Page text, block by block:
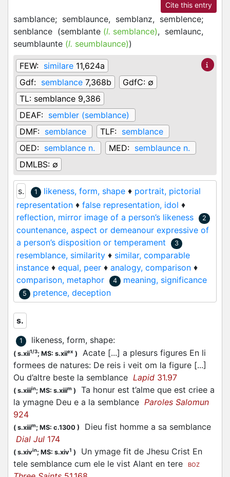
Cite this entry
samblance; semblaunce, semblanz, semblence;
senblance (semblante (l. semblance), semlaunc,
seumblaunte (l. seumblaunce))
FEW: similare 11,624a
Gdf: semblance 7,368b GdfC: ∅
TL: semblance 9,386
DEAF: sembler (semblance)
DMF: semblance TLF: semblance
OED: semblance n. MED: semblaunce n.
DMLBS: ∅
s. 1 likeness, form, shape ♦ portrait, pictorial
representation ♦ false representation, idol ♦
reflection, mirror image of a person’s likeness
2
countenance, aspect or demeanour expressive of
a person’s disposition or temperament
3
resemblance, similarity ♦ similar, comparable
instance ♦ equal, peer ♦ analogy, comparison ♦
comparison, metaphor
4 meaning, significance
5 pretence, deception
s.
1 likeness, form, shape:
( s.xii1/3; MS: s.xiiex )
Acate [...] a plesurs figures En li
formees de natures: De reis i veit om la figure [...]
Ou d’altre beste la semblance Lapid 31.97
( s.xiiiin; MS: s.xiiim )
Ta honur est t’alme que est criee a
la ymagne Deu e a la semblance Paroles Salomun
924
( s.xiiim; MS: c.1300 )
Dieu fist homme a sa semblance
Dial Jul 174
( s.xivin; MS: s.xiv1 )
Un ymage fit de Jhesu Crist En
tele semblance cum ele le vist Alant en tere
BOZ